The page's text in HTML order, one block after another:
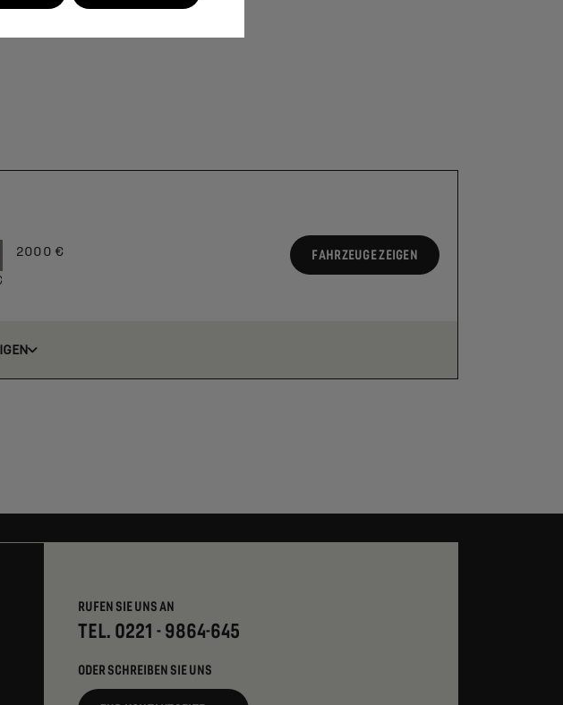
2000 € FAHRZEUGE ZEIGEN
RUFEN SIE UNS AN
TEL. 0221 - 9864-645
ODER SCHREIBEN SIE UNS